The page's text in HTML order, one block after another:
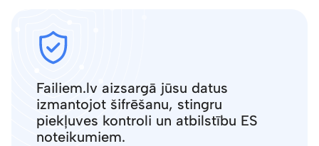
Failiem.lv aizsargā jūsu datus
izmantojot šifrēšanu, stingru
piekļuves kontroli un atbilstību ES
noteikumiem.